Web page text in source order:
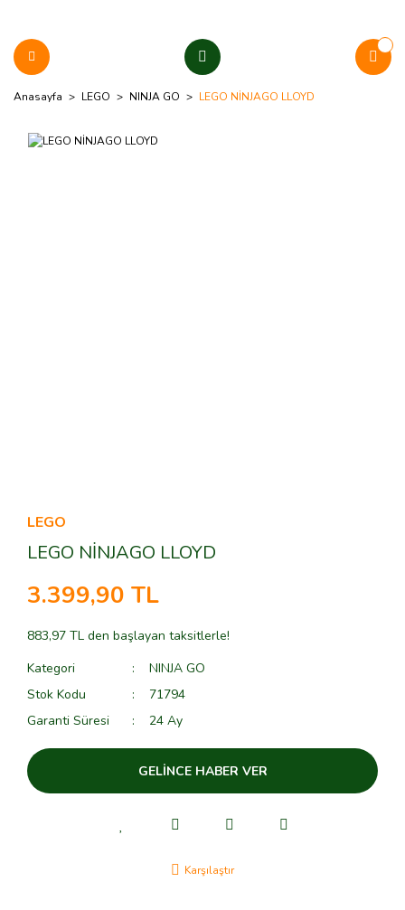
Anasayfa LEGO NINJA GO LEGO NİNJAGO LLOYD
LEGO
LEGO NİNJAGO LLOYD
3.399,90 TL
883,97 TL den başlayan taksitlerle!
Kategori
NINJA GO
Stok Kodu
71794
Garanti Süresi
24 Ay
GELİNCE HABER VER
Karşılaştır